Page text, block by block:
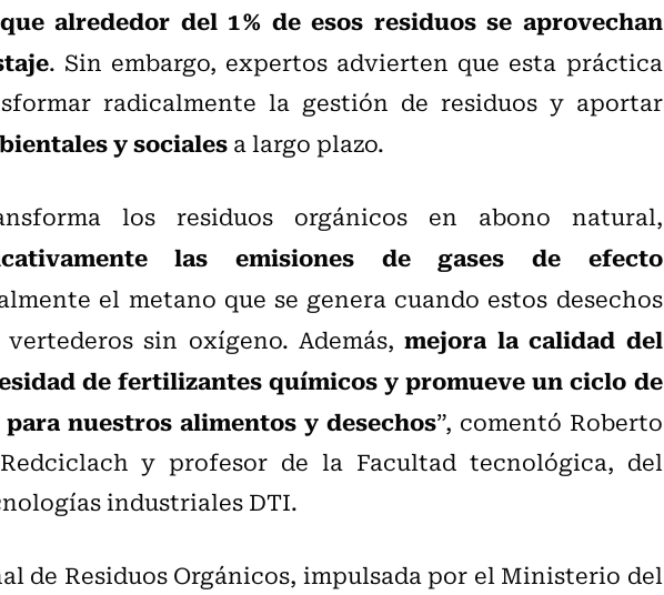
alrededor del 1 % de esos residuos se aprovechan
. Sin embargo, expertos advierten que esta práctica
radicalmente la gestión de residuos y aportar
y socialesa largo plazo.
los residuos orgánicos en abono natural,
las emisiones de gases de efecto
el metano que se genera cuando estos desechos
vertederos sin oxígeno. Además,mejora la calidad del
de fertilizantes químicos y promueve un ciclo de
nuestros alimentos y desechos”, comentó Roberto
y profesor de la Facultad tecnológica, del
industriales DTI.
de Residuos Orgánicos, impulsada por el Ministerio del